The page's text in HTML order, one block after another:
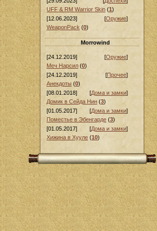
UFF & RM Warrior Skin (1)
[12.06.2023]
[Оружие]
WeaponPack (0)
Morrowind
[24.12.2019] [Оружие]
Меч Нарсил (0)
[24.12.2019]
[Прочее]
Анекдоты (0)
[08.01.2018]
[Дома и замки]
Домик в Сейда Нин (3)
[01.05.2017]
[Дома и замки]
Поместье в Эбенгарде (3)
[01.05.2017]
[Дома и замки]
Хижина в Хууле (10)